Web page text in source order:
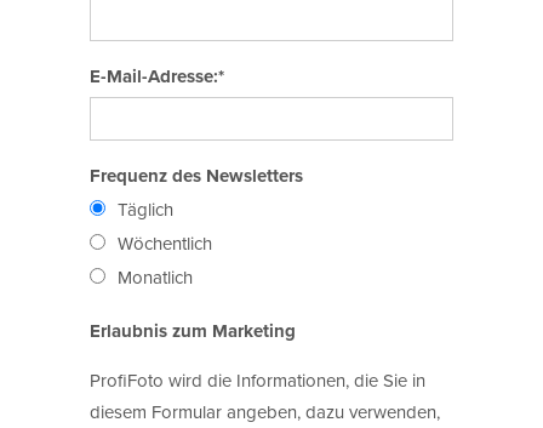
E-Mail-Adresse:*
Frequenz des Newsletters
Täglich
Wöchentlich
Monatlich
Erlaubnis zum Marketing
ProfiFoto wird die Informationen, die Sie in
diesem Formular angeben, dazu verwenden,